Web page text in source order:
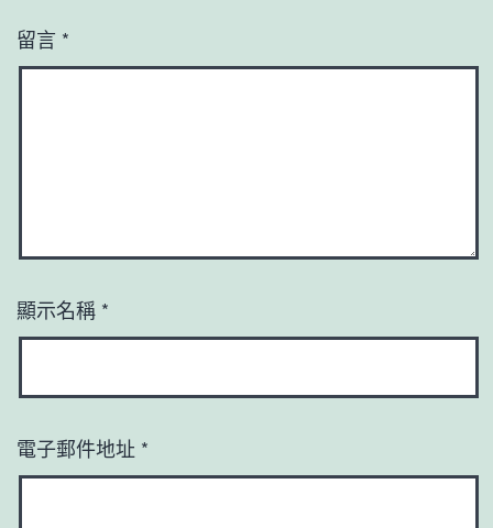
留言 *
顯示名稱 *
電子郵件地址 *